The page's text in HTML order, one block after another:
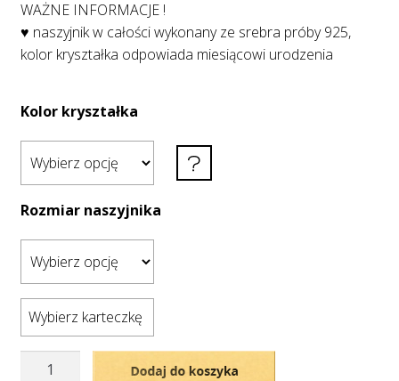
WAŻNE INFORMACJE !
♥ naszyjnik w całości wykonany ze srebra próby 925,
kolor kryształka odpowiada miesiącowi urodzenia
Kolor kryształka
Rozmiar naszyjnika
Wybierz karteczkę
ilość
Dodaj do koszyka